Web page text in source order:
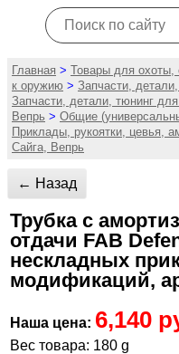
Главная > Товары для охоты,
к оружию > Запчасти,
Запчасти, детали, тюнинг
Вепрь > Общие
Приклады, рукоятки, цевья,
Сайга, Вепрь
← Назад
Трубка с
отдачи FAB
нескладных
модификаций,
Наша цена: 6,140
Вес товара: 180 g